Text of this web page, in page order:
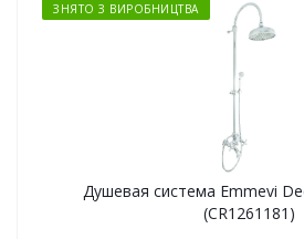
ЗНЯТО З ВИРОБНИЦТВА
Душевая система Emmevi
(CR1261181)